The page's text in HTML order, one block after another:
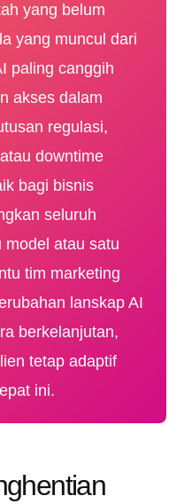
yang belum
yang muncul dari
paling canggih
akses dalam
regulasi,
downtime
bagi bisnis
seluruh
model atau satu
tim marketing
lanskap AI
berkelanjutan,
tetap adaptif
ini.